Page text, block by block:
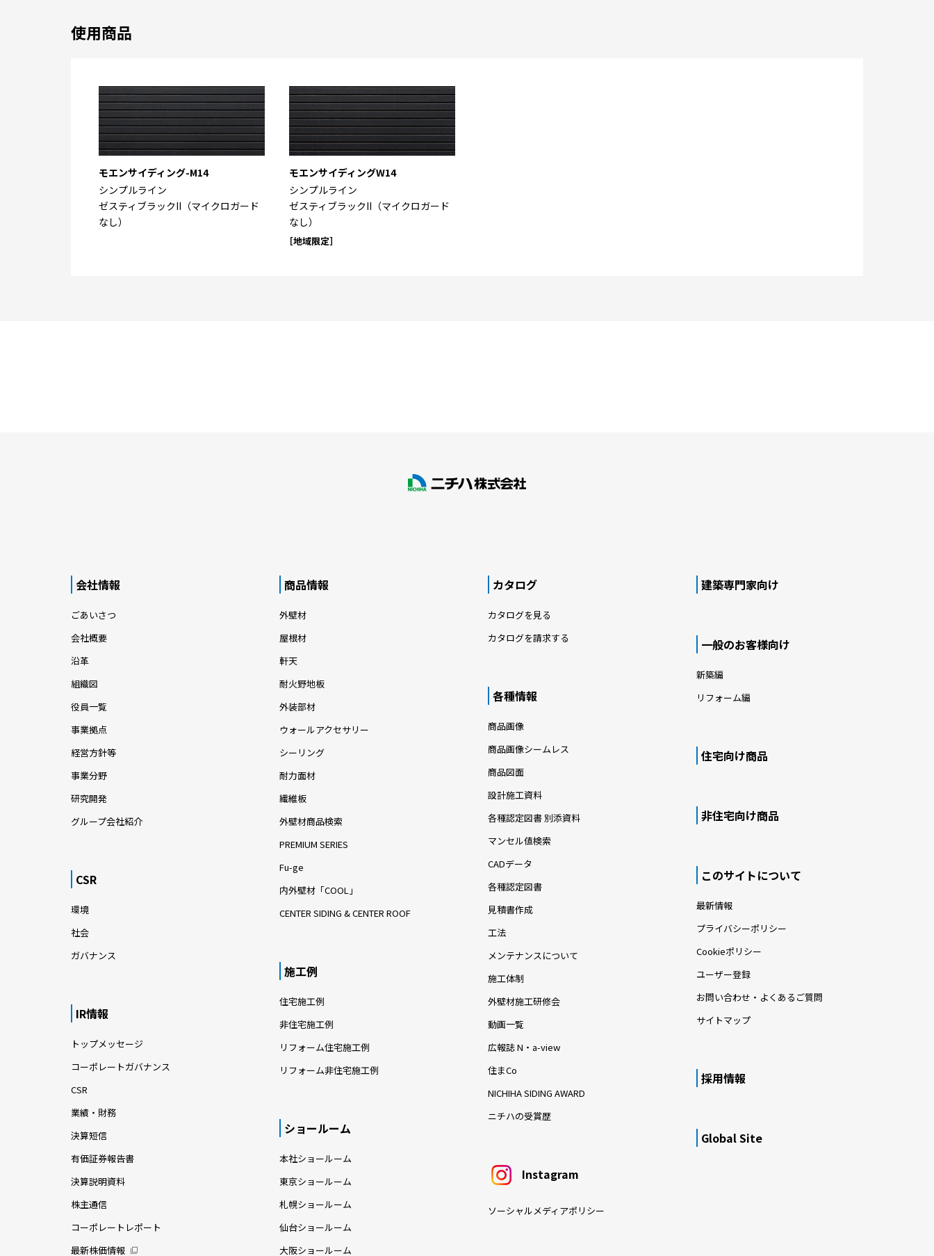
使用商品
モエンサイディング-M14
シンプルライン
ゼスティブラックII（マイクロガード
なし）
モエンサイディングW14
シンプルライン
ゼスティブラックII（マイクロガード
なし）
［地域限定］
会社情報
ごあいさつ
会社概要
沿革
組織図
役員一覧
事業拠点
経営方針等
事業分野
研究開発
グループ会社紹介
CSR
環境
社会
ガバナンス
IR情報
トップメッセージ
コーポレートガバナンス
CSR
業績・財務
決算短信
有価証券報告書
決算説明資料
株主通信
コーポレートレポート
最新株価情報
商品情報
外壁材
屋根材
軒天
耐火野地板
外装部材
ウォールアクセサリー
シーリング
耐力面材
繊維板
外壁材商品検索
PREMIUM SERIES
Fu-ge
内外壁材「COOL」
CENTER SIDING & CENTER ROOF
施工例
住宅施工例
非住宅施工例
リフォーム住宅施工例
リフォーム非住宅施工例
ショールーム
本社ショールーム
東京ショールーム
札幌ショールーム
仙台ショールーム
大阪ショールーム
カタログ
カタログを見る
カタログを請求する
各種情報
商品画像
商品画像シームレス
商品図面
設計施工資料
各種認定図書 別添資料
マンセル値検索
CADデータ
各種認定図書
見積書作成
工法
メンテナンスについて
施工体制
外壁材施工研修会
動画一覧
広報誌 N・a-view
住まCo
NICHIHA SIDING AWARD
ニチハの受賞歴
Instagram
ソーシャルメディアポリシー
建築専門家向け
一般のお客様向け
新築編
リフォーム編
住宅向け商品
非住宅向け商品
このサイトについて
最新情報
プライバシーポリシー
Cookieポリシー
ユーザー登録
お問い合わせ・よくあるご質問
サイトマップ
採用情報
Global Site